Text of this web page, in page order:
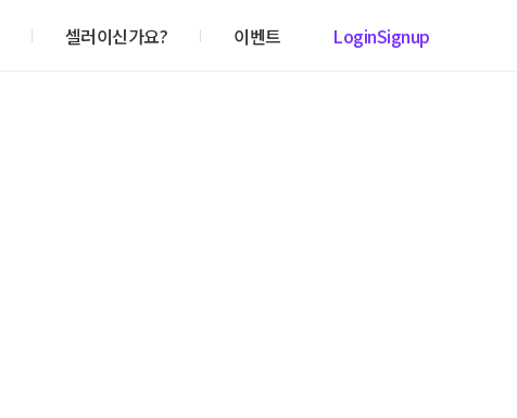
셀러이신가요? 이벤트 LoginSignup